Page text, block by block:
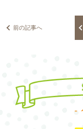
前の記事へ